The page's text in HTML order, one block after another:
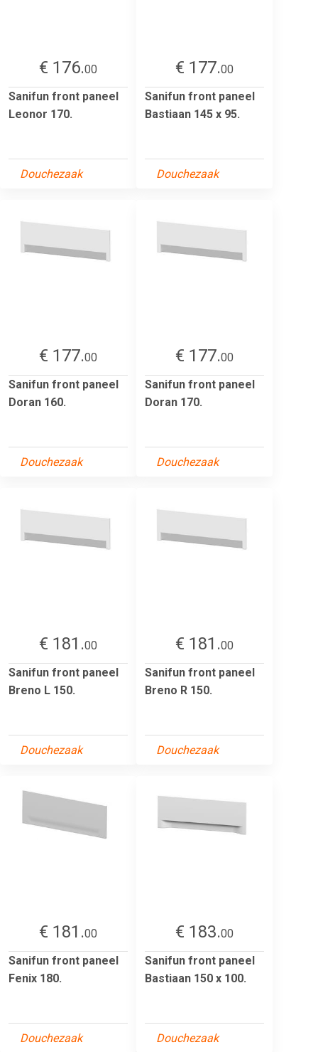
€ 176.00
Sanifun front paneel
Leonor 170.
Douchezaak
€ 177.00
Sanifun front paneel
Bastiaan 145 x 95.
Douchezaak
€ 177.00
Sanifun front paneel
Doran 160.
Douchezaak
€ 177.00
Sanifun front paneel
Doran 170.
Douchezaak
€ 181.00
Sanifun front paneel
Breno L 150.
Douchezaak
€ 181.00
Sanifun front paneel
Breno R 150.
Douchezaak
€ 181.00
Sanifun front paneel
Fenix 180.
Douchezaak
€ 183.00
Sanifun front paneel
Bastiaan 150 x 100.
Douchezaak